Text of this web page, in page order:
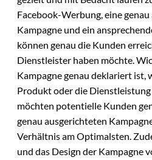
Facebook-Werbung, eine
Kampagne und ein
können genau die Kunden
Dienstleister haben möchte.
Kampagne genau deklariert ist,
Produkt oder die
möchten potentielle Kunden
genau ausgerichteten
Verhältnis am Optimalsten.
und das Design der Kampagne